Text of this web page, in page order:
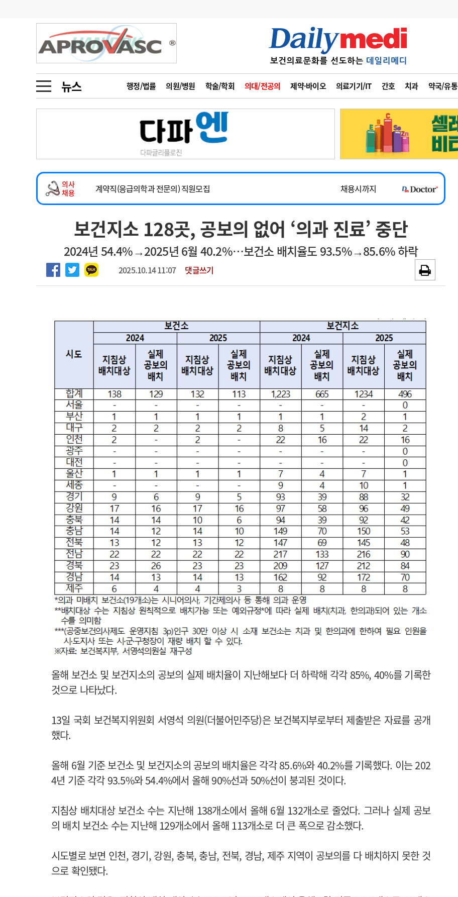
뉴스 행정/법률 의원/병원 학술/학회 의대/전공의 제약·바이오 의료기기/IT 간호 치과 약국/유통
금주의 검색어
1
의사인력 수급 추계
2
성분명 처방
3
AI의료
4
전공의 모집 결과
6
관리급여 실시
지필공 지원책
수련환경 개선
의과대학 입시
메디인포 인사 사고
오피니언 칼럼 수첩
인물 초대석 피플
동영상뉴스
포토뉴스
메디 Hospital 지역병원 중소병원
인포메이션 행정처분 판례 정책/통계 공시
고객센터 회사소개 법적고지 광고안내
의사
채용
2026년 하반기 인턴 모집
~2026-08-31
마취통증의학과 임기제 임상의사 채용
채용시까지
계약직(응급의학과 전문의) 직원모집
채용시까지
하반기 전공의(레지던트1년차) 모집
~2026-08-15
2026년 하반기 인턴 모집
~2026-08-31
마취통증의학과 임기제 임상의사 채용
채용시까지
보건지소 128곳, 공보의 없어 ‘의과 진료’ 중단
2024년 54.4%→2025년 6월 40.2%…보건소 배치율도 93.5%→85.6% 하락
2025.10.14 11:07 댓글쓰기
올해 보건소 및 보건지소의 공보의 실제 배치율이 지난해보다 더 하락해 각각 85%, 40%를 기록한
것으로 나타났다.
13일 국회 보건복지위원회 서영석 의원(더불어민주당)은 보건복지부로부터 제출받은 자료를 공개
했다.
올해 6월 기준 보건소 및 보건지소의 공보의 배치율은 각각 85.6%와 40.2%를 기록했다. 이는 202
4년 기준 각각 93.5%와 54.4%에서 올해 90%선과 50%선이 붕괴된 것이다.
지침상 배치대상 보건소 수는 지난해 138개소에서 올해 6월 132개소로 줄었다. 그러나 실제 공보
의 배치 보건소 수는 지난해 129개소에서 올해 113개소로 더 큰 폭으로 감소했다.
시도별로 보면 인천, 경기, 강원, 충북, 충남, 전북, 경남, 제주 지역이 공보의를 다 배치하지 못한 것
으로 확인됐다.